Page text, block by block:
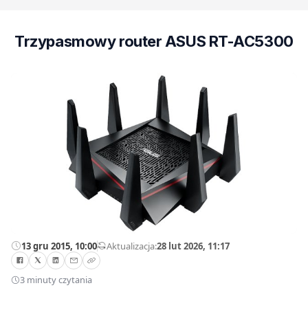
Trzypasmowy router ASUS RT-AC5300
13 gru 2015, 10:00—Aktualizacja:28 lut 2026, 11:17
3 minuty czytania